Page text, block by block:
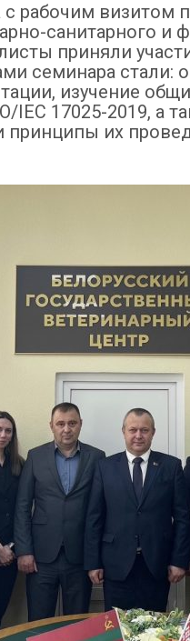
рабочим
санитарного
приняли
семинара стали:
изучение
IEC 17025-2019, а
принципы их